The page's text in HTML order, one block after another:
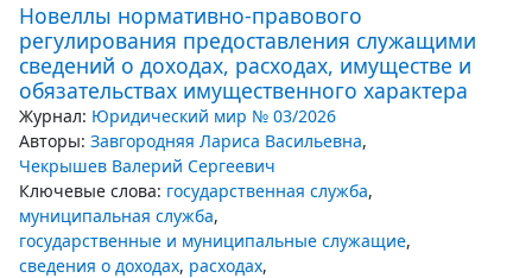
Новеллы нормативно-правового
регулирования предоставления служащими
сведений о доходах, расходах, имуществе и
обязательствах имущественного характера
Журнал: Юридический мир № 03/2026
Авторы: Завгородняя Лариса Васильевна,
Чекрышев Валерий Сергеевич
Ключевые слова: государственная служба,
муниципальная служба,
государственные и муниципальные служащие,
сведения о доходах, расходах,